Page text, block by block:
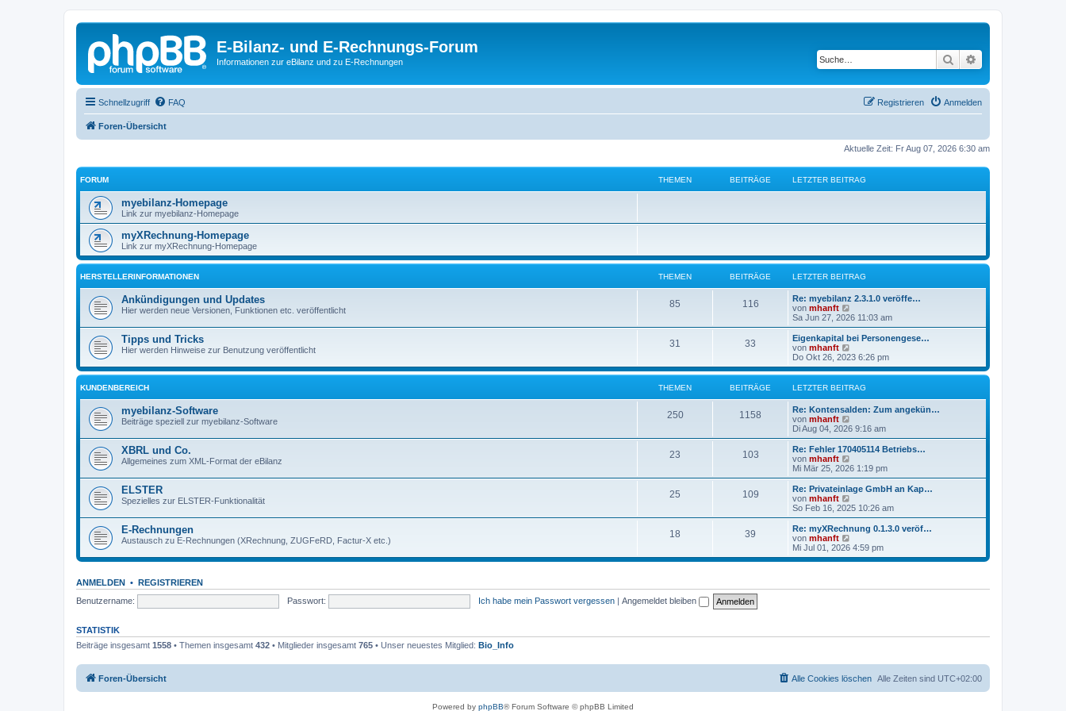
E-Bilanz- und E-Rechnungs-Forum
Informationen zur eBilanz und zu E-Rechnungen Suche
Schnellzugriff FAQ Anmelden
Registrieren
Foren-Übersicht
Aktuelle Zeit: Fr Aug 07, 2026 6:30 am
FORUM THEMEN BEITRÄGE LETZTER BEITRAG
myebilanz-Homepage
Link zur myebilanz-Homepage
myXRechnung-Homepage
Link zur myXRechnung-Homepage
HERSTELLERINFORMATIONEN THEMEN BEITRÄGE LETZTER BEITRAG
Ankündigungen und Updates
Hier werden neue Versionen, Funktionen etc. veröffentlicht
85 116
Re: myebilanz 2.3.1.0 veröffe…
von mhanft
e
u
e
t
r
B
e
i
t
a
g
Sa Jun 27, 2026 11:03 am
Tipps und Tricks
Hier werden Hinweise zur Benutzung veröffentlicht
31 33
Eigenkapital bei Personengese…
von mhanft
e
u
e
s
r
e
i
t
a
g
Do Okt 26, 2023 6:26 pm
KUNDENBEREICH THEMEN BEITRÄGE LETZTER BEITRAG
myebilanz-Software
Beiträge speziell zur myebilanz-Software
250 1158
Re: Kontensalden: Zum angekün…
von mhanft
e
u
e
t
B
e
i
r
g
Di Aug 04, 2026 9:16 am
XBRL und Co.
Allgemeines zum XML-Format der eBilanz
23 103
Re: Fehler 170405114 Betriebs…
von mhanft
e
u
e
s
t
B
e
t
g
Mi Mär 25, 2026 1:19 pm
ELSTER
Spezielles zur ELSTER-Funktionalität
25 109
Re: Privateinlage GmbH an Kap…
von mhanft
e
u
e
r
i
So Feb 16, 2025 10:26 am
E-Rechnungen
Austausch zu E-Rechnungen (XRechnung, ZUGFeRD, Factur-X etc.)
18 39
Re: myXRechnung 0.1.3.0 veröf…
von mhanft
e
u
Mi Jul 01, 2026 4:59 pm
ANMELDEN • REGISTRIEREN
Benutzername:
Passwort: Ich habe mein Passwort vergessen | Angemeldet bleiben
STATISTIK
Beiträge insgesamt 1558 • Themen insgesamt 432 • Mitglieder insgesamt 765 • Unser neuestes Mitglied: Bio_Info
Foren-Übersicht Alle Zeiten sind UTC+02:00
Alle Cookies löschen
Powered by phpBB® Forum Software © phpBB Limited